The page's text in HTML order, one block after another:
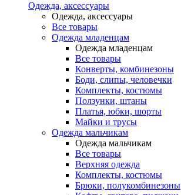
Одежда, аксессуары
Одежда, аксессуары
Все товары
Одежда младенцам
Одежда младенцам
Все товары
Конверты, комбинезоны
Боди, слипы, человечки
Комплекты, костюмы
Ползунки, штаны
Платья, юбки, шорты
Майки и трусы
Одежда мальчикам
Одежда мальчикам
Все товары
Верхняя одежда
Комплекты, костюмы
Брюки, полукомбинезоны